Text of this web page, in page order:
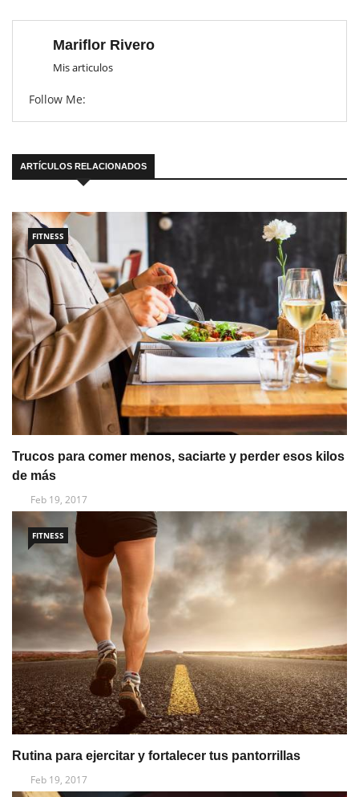
Mariflor Rivero
Mis articulos
Follow Me:
ARTÍCULOS RELACIONADOS
FITNESS
Trucos para comer menos, saciarte y perder esos kilos
de más
Feb 19, 2017
FITNESS
Rutina para ejercitar y fortalecer tus pantorrillas
Feb 19, 2017